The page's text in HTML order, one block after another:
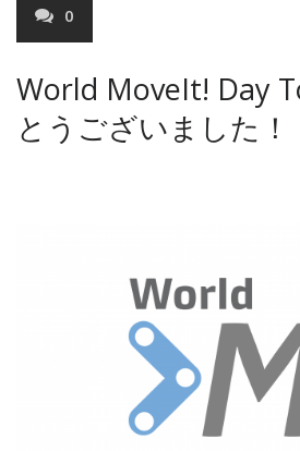
0
World MoveIt! Day
とうございました！